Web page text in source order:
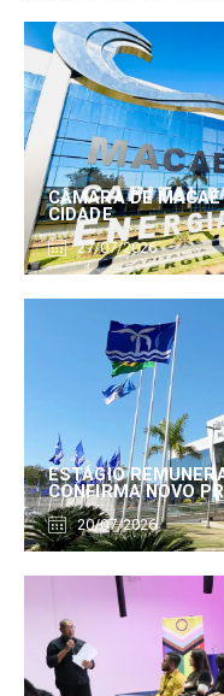
CÂMARA DE
CIDADE
27/07/2026
ESTÁGIO
CONFIRMA NOVO
20/07/2026